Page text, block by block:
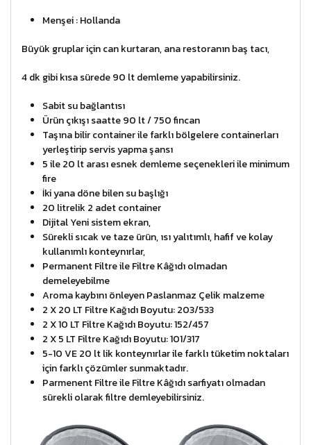
Menşei : Hollanda
Büyük gruplar için can kurtaran, ana restoranın baş tacı,
4 dk gibi kısa sürede 90 lt demleme yapabilirsiniz.
Sabit su bağlantısı
Ürün çıkışı saatte 90 lt / 750 fincan
Taşına bilir container ile farklı bölgelere containerları
yerleştirip servis yapma şansı
5 ile 20 lt arası esnek demleme seçenekleri ile minimum
fire
İki yana döne bilen su başlığı
20 litrelik 2 adet container
Dijital Yeni sistem ekran,
Sürekli sıcak ve taze ürün, ısı yalıtımlı, hafif ve kolay
kullanımlı konteynırlar,
Permanent Filtre ile Filtre Kâğıdı olmadan
demeleyebilme
Aroma kaybını önleyen Paslanmaz Çelik malzeme
2 X 20 LT Filtre Kağıdı Boyutu: 203/533
2 X 10 LT Filtre Kağıdı Boyutu: 152/457
2 X 5 LT Filtre Kağıdı Boyutu: 101/317
5-10 VE 20 lt lik konteynırlar ile farklı tüketim noktaları
için farklı çözümler sunmaktadır.
Parmenent Filtre ile Filtre Kâğıdı sarfiyatı olmadan
sürekli olarak filtre demleyebilirsiniz.